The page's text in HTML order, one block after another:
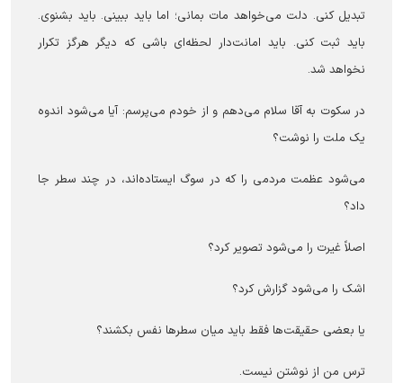
تبدیل کنی. دلت می‌خواهد مات بمانی؛ اما باید ببینی. باید بشنوی.
باید ثبت کنی. باید امانت‌دار لحظه‌ای باشی که دیگر هرگز تکرار
نخواهد شد.
در سکوت به آقا سلام می‌دهم و از خودم می‌پرسم: آیا می‌شود اندوه
یک ملت را نوشت؟
می‌شود عظمت مردمی را که در سوگ ایستاده‌اند، در چند سطر جا
داد؟
اصلاً غیرت را می‌شود تصویر کرد؟
اشک را می‌شود گزارش کرد؟
یا بعضی حقیقت‌ها فقط باید میان سطرها نفس بکشند؟
ترس من از نوشتن نیست.